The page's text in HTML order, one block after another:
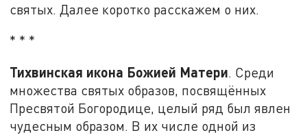
святых. Далее коротко расскажем о них.
* * *
Тихвинская икона Божией Матери. Среди
множества святых образов, посвящённых
Пресвятой Богородице, целый ряд был явлен
чудесным образом. В их числе одной из